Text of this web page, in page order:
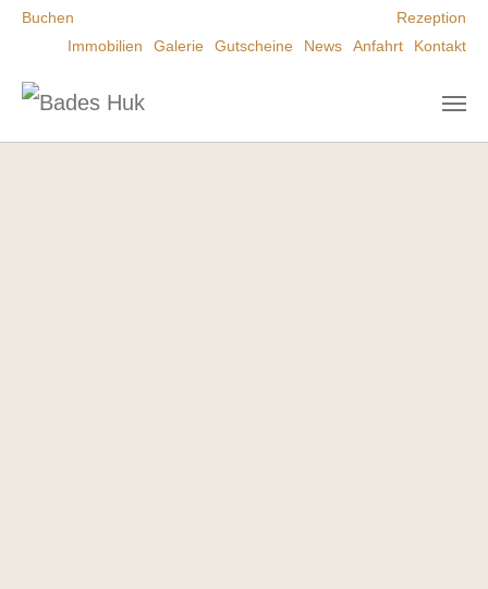
Zum Hauptinhalt springen
Buchen
Rezeption
Immobilien
Galerie Gutscheine News Anfahrt Kontakt